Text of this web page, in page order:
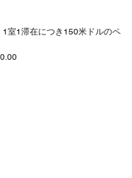
室1滞在につき150米ドルのペ